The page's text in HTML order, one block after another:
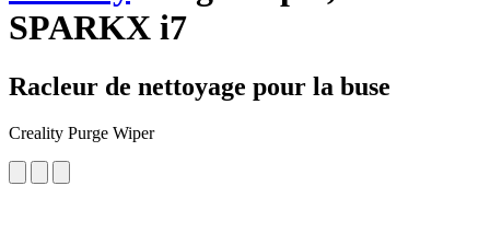
SPARKX i7
Racleur de nettoyage pour la buse
Creality Purge Wiper